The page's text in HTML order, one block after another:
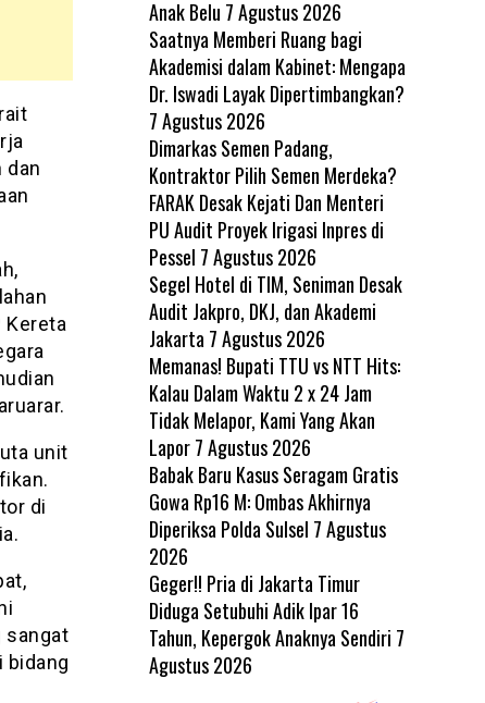
dan
Kereta
unit
di
sangat
bidang
Anak Belu 7 Agustus 2026
Saatnya Memberi Ruang bagi
Akademisi dalam Kabinet: Mengapa
Dr. Iswadi Layak Dipertimbangkan?
7 Agustus 2026
Dimarkas Semen Padang,
Kontraktor Pilih Semen Merdeka?
FARAK Desak Kejati Dan Menteri
PU Audit Proyek Irigasi Inpres di
Pessel 7 Agustus 2026
Segel Hotel di TIM, Seniman Desak
Audit Jakpro, DKJ, dan Akademi
Jakarta 7 Agustus 2026
Memanas! Bupati TTU vs NTT Hits:
Kalau Dalam Waktu 2 x 24 Jam
Tidak Melapor, Kami Yang Akan
Lapor 7 Agustus 2026
Babak Baru Kasus Seragam Gratis
Gowa Rp16 M: Ombas Akhirnya
Diperiksa Polda Sulsel 7 Agustus
2026
Geger!! Pria di Jakarta Timur
Diduga Setubuhi Adik Ipar 16
Tahun, Kepergok Anaknya Sendiri 7
Agustus 2026